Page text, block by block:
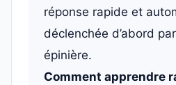
réponse rapide et
déclenchée d’abord
épinière.
Comment apprendre